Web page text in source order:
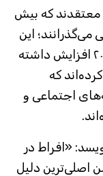
نوجوانان معتقدند که بیش
این
عدد نیز نسبت به آمار مشابه در سال ۲۰۲۲ افزایش داشته
کرده‌اند که
اجتماعی و
«افراط در
اصلی‌ترین دلیل